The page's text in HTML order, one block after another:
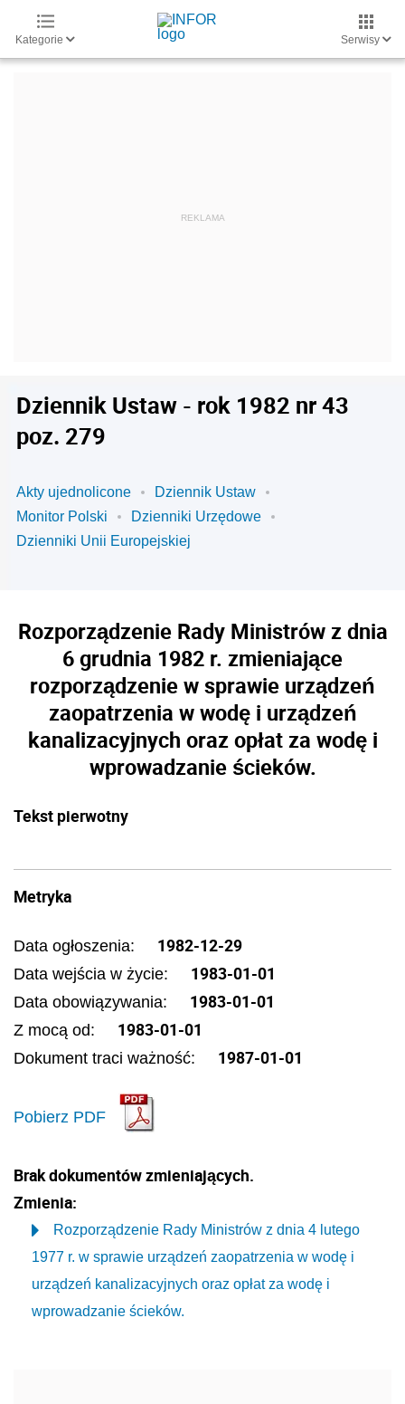
Kategorie Serwisy
Dziennik Ustaw - rok 1982 nr 43
poz. 279
Akty ujednolicone
Dziennik Ustaw
Monitor Polski
Dzienniki Urzędowe
Dzienniki Unii Europejskiej
Rozporządzenie Rady Ministrów z dnia
6 grudnia 1982 r. zmieniające
rozporządzenie w sprawie urządzeń
zaopatrzenia w wodę i urządzeń
kanalizacyjnych oraz opłat za wodę i
wprowadzanie ścieków.
Tekst pierwotny
Metryka
Data ogłoszenia: 1982-12-29
Data wejścia w życie: 1983-01-01
Data obowiązywania: 1983-01-01
Z mocą od: 1983-01-01
Dokument traci ważność: 1987-01-01
Pobierz PDF
Brak dokumentów zmieniających.
Zmienia:
Rozporządzenie Rady Ministrów z dnia 4 lutego
1977 r. w sprawie urządzeń zaopatrzenia w wodę i
urządzeń kanalizacyjnych oraz opłat za wodę i
wprowadzanie ścieków.